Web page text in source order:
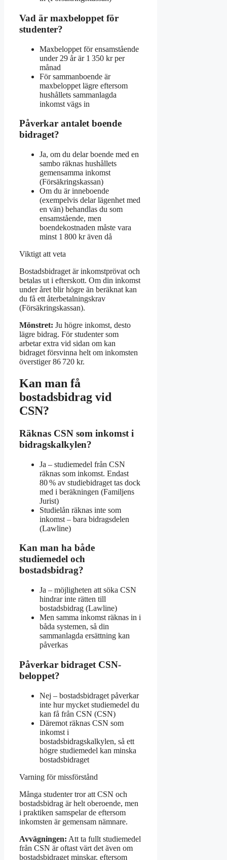
Vad är maxbeloppet för
studenter?
Maxbeloppet för ensamstående
under 29 år är 1 350 kr per
månad
För sammanboende är
maxbeloppet lägre eftersom
hushållets sammanlagda
inkomst vägs in
Påverkar antalet boende
bidraget?
Ja, om du delar boende med en
sambo räknas hushållets
gemensamma inkomst
(Försäkringskassan)
Om du är inneboende
(exempelvis delar lägenhet med
en vän) behandlas du som
ensamstående, men
boendekostnaden måste vara
minst 1 800 kr även då
Viktigt att veta
Bostadsbidraget är inkomstprövat och
betalas ut i efterskott. Om din inkomst
under året blir högre än beräknat kan
du få ett återbetalningskrav
(Försäkringskassan).
Mönstret: Ju högre inkomst, desto
lägre bidrag. För studenter som
arbetar extra vid sidan om kan
bidraget försvinna helt om inkomsten
överstiger 86 720 kr.
Kan man få
bostadsbidrag vid
CSN?
Räknas CSN som inkomst i
bidragskalkylen?
Ja – studiemedel från CSN
räknas som inkomst. Endast
80 % av studiebidraget tas dock
med i beräkningen (Familjens
Jurist)
Studielån räknas inte som
inkomst – bara bidragsdelen
(Lawline)
Kan man ha både
studiemedel och
bostadsbidrag?
Ja – möjligheten att söka CSN
hindrar inte rätten till
bostadsbidrag (Lawline)
Men samma inkomst räknas in i
båda systemen, så din
sammanlagda ersättning kan
påverkas
Påverkar bidraget CSN-
beloppet?
Nej – bostadsbidraget påverkar
inte hur mycket studiemedel du
kan få från CSN (CSN)
Däremot räknas CSN som
inkomst i
bostadsbidragskalkylen, så ett
högre studiemedel kan minska
bostadsbidraget
Varning för missförstånd
Många studenter tror att CSN och
bostadsbidrag är helt oberoende, men
i praktiken samspelar de eftersom
inkomsten är gemensam nämnare.
Avvägningen: Att ta fullt studiemedel
från CSN är oftast värt det även om
bostadsbidraget minskar, eftersom